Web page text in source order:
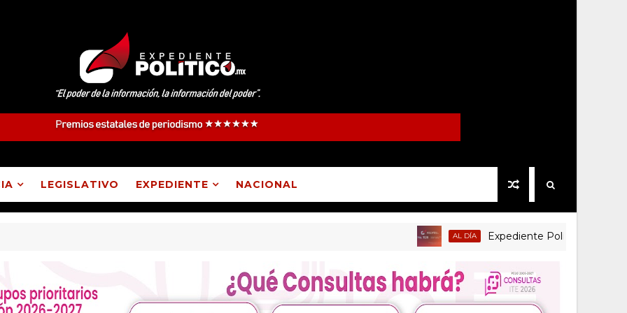
LEGISLATIVO EXPEDIENTE NACIONAL
AL DÍA Expediente Político.Mx no 1126